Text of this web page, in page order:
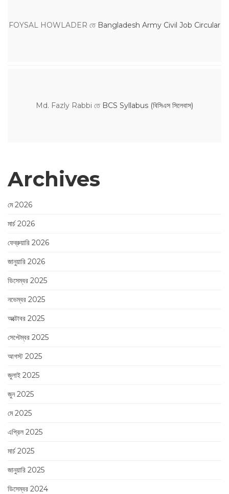
FOYSAL HOWLADER তে Bangladesh Army Civil Job Circular
Md. Fazly Rabbi তে BCS Syllabus (বিসিএস সিলেবাস)
Archives
মে 2026
মার্চ 2026
ফেব্রুয়ারি 2026
জানুয়ারি 2026
ডিসেম্বর 2025
নভেম্বর 2025
অক্টোবর 2025
সেপ্টেম্বর 2025
আগস্ট 2025
জুলাই 2025
জুন 2025
মে 2025
এপ্রিল 2025
মার্চ 2025
জানুয়ারি 2025
ডিসেম্বর 2024